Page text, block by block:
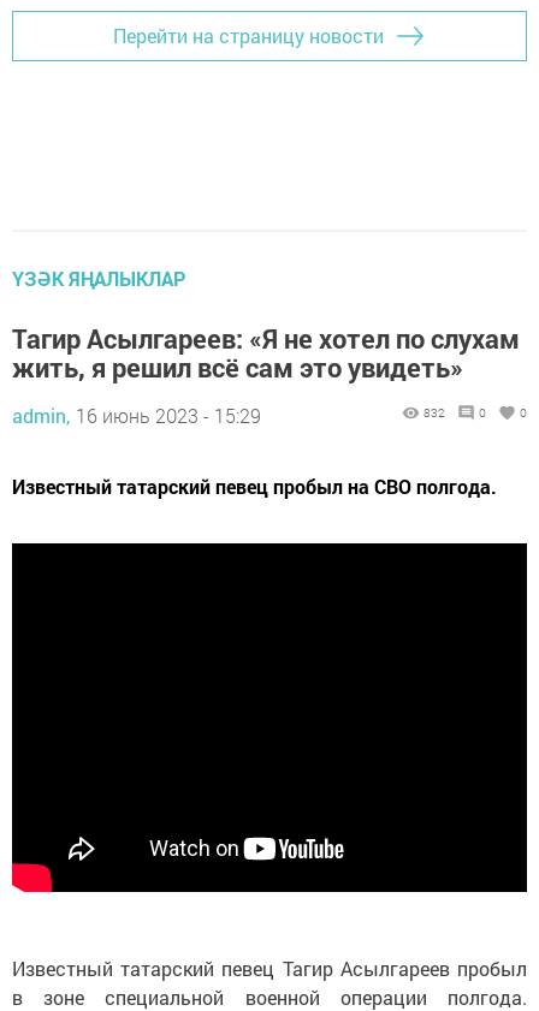
Перейти на страницу новости
ҮЗӘК ЯҢАЛЫКЛАР
Тагир Асылгареев: «Я не хотел по слухам
жить, я решил всё сам это увидеть»
admin, 16 июнь 2023 - 15:29 832 0 0
Известный татарский певец пробыл на СВО полгода.
Известный татарский певец Тагир Асылгареев пробыл
в зоне специальной военной операции полгода.